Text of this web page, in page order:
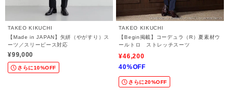
TAKEO KIKUCHI
【Made in JAPAN】矢絣（やがすり）ス
ーツ／スリーピース対応
¥99,000
さらに10%OFF
TAKEO KIKUCHI
【Begin掲載】コーデュラ（R）夏素材ウ
ールトロ ストレッチスーツ
¥46,200
40%OFF
さらに20%OFF